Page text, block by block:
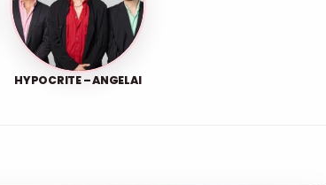
HYPOCRITE – ANGELAI